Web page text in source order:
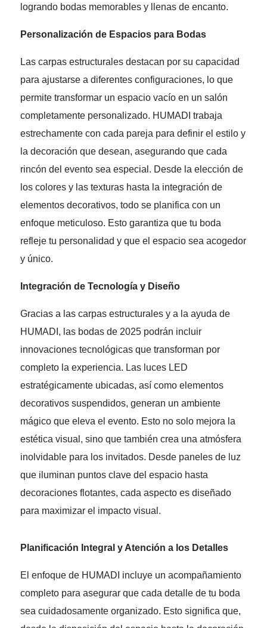
logrando bodas memorables y llenas de encanto.
Personalización de Espacios para Bodas
Las carpas estructurales destacan por su capacidad
para ajustarse a diferentes configuraciones, lo que
permite transformar un espacio vacío en un salón
completamente personalizado. HUMADI trabaja
estrechamente con cada pareja para definir el estilo y
la decoración que desean, asegurando que cada
rincón del evento sea especial. Desde la elección de
los colores y las texturas hasta la integración de
elementos decorativos, todo se planifica con un
enfoque meticuloso. Esto garantiza que tu boda
refleje tu personalidad y que el espacio sea acogedor
y único.
Integración de Tecnología y Diseño
Gracias a las carpas estructurales y a la ayuda de
HUMADI, las bodas de 2025 podrán incluir
innovaciones tecnológicas que transforman por
completo la experiencia. Las luces LED
estratégicamente ubicadas, así como elementos
decorativos suspendidos, generan un ambiente
mágico que eleva el evento. Esto no solo mejora la
estética visual, sino que también crea una atmósfera
inolvidable para los invitados. Desde paneles de luz
que iluminan puntos clave del espacio hasta
decoraciones flotantes, cada aspecto es diseñado
para maximizar el impacto visual.
Planificación Integral y Atención a los Detalles
El enfoque de HUMADI incluye un acompañamiento
completo para asegurar que cada detalle de tu boda
sea cuidadosamente organizado. Esto significa que,